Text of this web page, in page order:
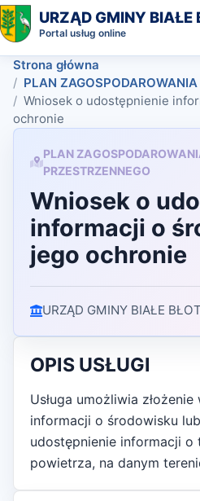
URZĄD GMINY BIAŁE
Portal usług online
Strona główna
PLAN
Wniosek o udostępnienie
ochronie
PLAN
PRZESTRZENNEGO
Wniosek o
informacji o
jego ochronie
URZĄD GMINY BIAŁE
OPIS USŁUGI
Usługa umożliwia
informacji o środowisku
udostępnienie informacji o
powietrza, na danym